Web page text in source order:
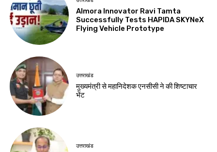
Almora Innovator Ravi Tamta
Successfully Tests HAPIDA SKYNeX
Flying Vehicle Prototype
उत्तराखंड
मुख्यमंत्री से महानिदेशक एनसीसी ने की शिष्टाचार
भेंट
उत्तराखंड